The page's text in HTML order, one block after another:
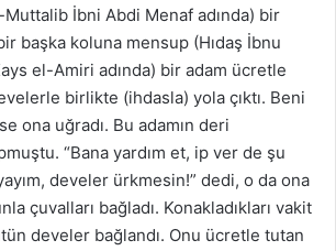
Muttalib İbni Abdi Menaf adında) bir
başka koluna mensup (Hıdaş İbnu
el-Amiri adında) bir adam ücretle
birlikte (ihdasla) yola çıktı. Beni
ona uğradı. Bu adamın deri
“Bana yardım et, ip ver de şu
develer ürkmesin!” dedi, o da ona
çuvalları bağladı. Konakladıkları vakit
develer bağlandı. Onu ücretle tutan